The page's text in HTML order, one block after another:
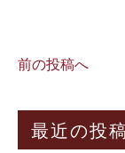
前の投稿へ
最近の投稿